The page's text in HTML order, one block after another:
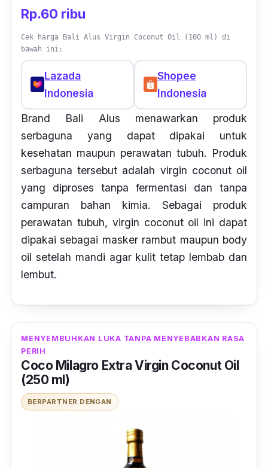
Rp.60 ribu
Cek harga Bali Alus Virgin Coconut Oil (100 ml) di
bawah ini:
Lazada
Indonesia
Shopee
Indonesia
Brand Bali Alus menawarkan produk
serbaguna yang dapat dipakai untuk
kesehatan maupun perawatan tubuh. Produk
serbaguna tersebut adalah virgin coconut oil
yang diproses tanpa fermentasi dan tanpa
campuran bahan kimia. Sebagai produk
perawatan tubuh, virgin coconut oil ini dapat
dipakai sebagai masker rambut maupun body
oil setelah mandi agar kulit tetap lembab dan
lembut.
MENYEMBUHKAN LUKA TANPA MENYEBABKAN RASA
PERIH
Coco Milagro Extra Virgin Coconut Oil
(250 ml)
BERPARTNER DENGAN